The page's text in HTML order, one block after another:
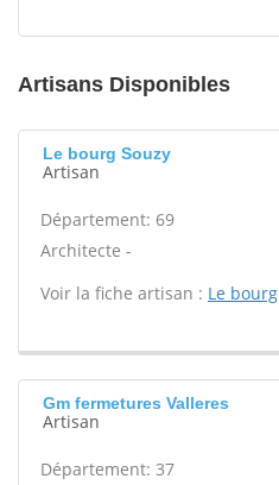
Artisans Disponibles
Le bourg Souzy
Artisan
Département: 69
Architecte -
Voir la fiche artisan : Le bourg
Gm fermetures Valleres
Artisan
Département: 37